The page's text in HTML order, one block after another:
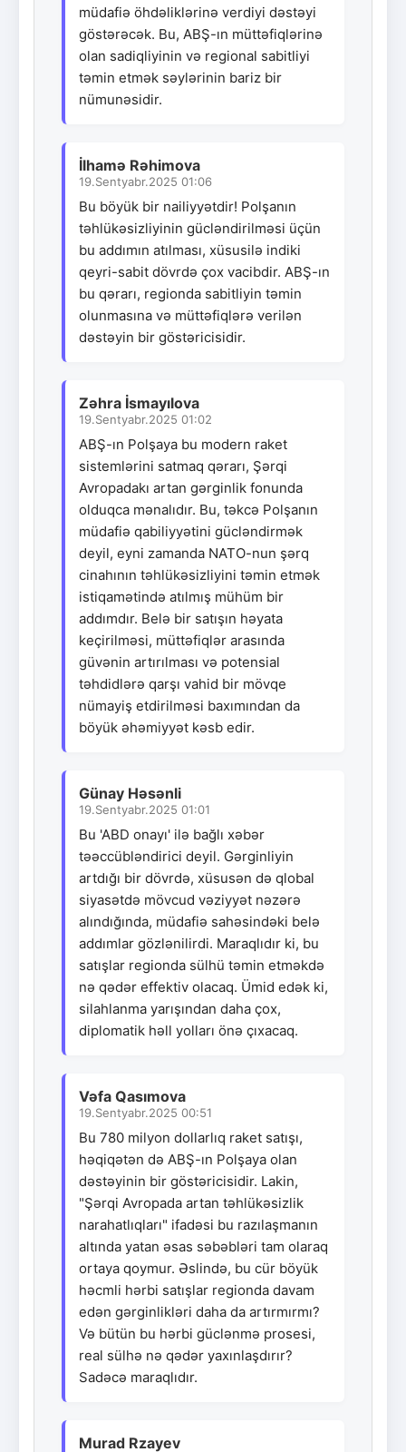
müdafiə öhdəliklərinə verdiyi dəstəyi
göstərəcək. Bu, ABŞ-ın müttəfiqlərinə
olan sadiqliyinin və regional sabitliyi
təmin etmək səylərinin bariz bir
nümunəsidir.
İlhamə Rəhimova
19.Sentyabr.2025 01:06
Bu böyük bir nailiyyətdir! Polşanın
təhlükəsizliyinin gücləndirilməsi üçün
bu addımın atılması, xüsusilə indiki
qeyri-sabit dövrdə çox vacibdir. ABŞ-ın
bu qərarı, regionda sabitliyin təmin
olunmasına və müttəfiqlərə verilən
dəstəyin bir göstəricisidir.
Zəhra İsmayılova
19.Sentyabr.2025 01:02
ABŞ-ın Polşaya bu modern raket
sistemlərini satmaq qərarı, Şərqi
Avropadakı artan gərginlik fonunda
olduqca mənalıdır. Bu, təkcə Polşanın
müdafiə qabiliyyətini gücləndirmək
deyil, eyni zamanda NATO-nun şərq
cinahının təhlükəsizliyini təmin etmək
istiqamətində atılmış mühüm bir
addımdır. Belə bir satışın həyata
keçirilməsi, müttəfiqlər arasında
güvənin artırılması və potensial
təhdidlərə qarşı vahid bir mövqe
nümayiş etdirilməsi baxımından da
böyük əhəmiyyət kəsb edir.
Günay Həsənli
19.Sentyabr.2025 01:01
Bu 'ABD onayı' ilə bağlı xəbər
təəccübləndirici deyil. Gərginliyin
artdığı bir dövrdə, xüsusən də qlobal
siyasətdə mövcud vəziyyət nəzərə
alındığında, müdafiə sahəsindəki belə
addımlar gözlənilirdi. Maraqlıdır ki, bu
satışlar regionda sülhü təmin etməkdə
nə qədər effektiv olacaq. Ümid edək ki,
silahlanma yarışından daha çox,
diplomatik həll yolları önə çıxacaq.
Vəfa Qasımova
19.Sentyabr.2025 00:51
Bu 780 milyon dollarlıq raket satışı,
həqiqətən də ABŞ-ın Polşaya olan
dəstəyinin bir göstəricisidir. Lakin,
"Şərqi Avropada artan təhlükəsizlik
narahatlıqları" ifadəsi bu razılaşmanın
altında yatan əsas səbəbləri tam olaraq
ortaya qoymur. Əslində, bu cür böyük
həcmli hərbi satışlar regionda davam
edən gərginlikləri daha da artırmırmı?
Və bütün bu hərbi güclənmə prosesi,
real sülhə nə qədər yaxınlaşdırır?
Sadəcə maraqlıdır.
Murad Rzayev